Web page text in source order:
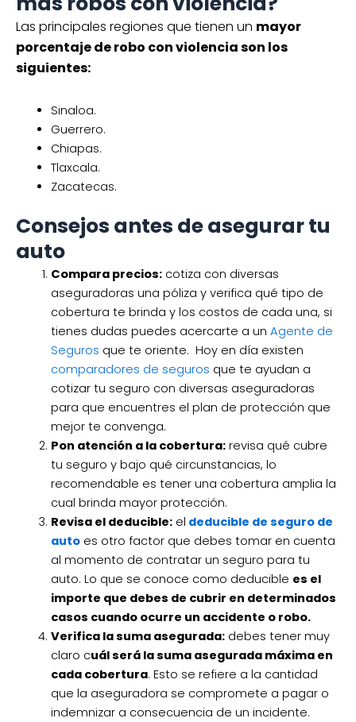
Las principales regiones que tienen un mayor
porcentaje de robo con violencia son los
siguientes:
Sinaloa.
Guerrero.
Chiapas.
Tlaxcala.
Zacatecas.
Consejos antes de asegurar tu
auto
Compara precios:cotiza con diversas
aseguradoras una póliza y verifica qué tipo de
cobertura te brinda y los costos de cada una, si
tienes dudas puedes acercarte a un Agente de
Seguros que te oriente. Hoy en día existen
comparadores de seguros que te ayudan a
cotizar tu seguro con diversas aseguradoras
para que encuentres el plan de protección que
mejor te convenga.
Pon atención a la cobertura:revisa qué cubre
tu seguro y bajo qué circunstancias, lo
recomendable es tener una cobertura amplia la
cual brinda mayor protección.
Revisa el deducible:el deducible de seguro de
autoes otro factor que debes tomar en cuenta
al momento de contratar un seguro para tu
auto. Lo que se conoce como deducible es el
importe que debes de cubrir en determinados
casos cuando ocurre un accidente o robo.
Verifica la suma asegurada:debes tener muy
claro cuál será la suma asegurada máxima en
cada cobertura. Esto se refiere a la cantidad
que la aseguradora se compromete a pagar o
indemnizar a consecuencia de un incidente.